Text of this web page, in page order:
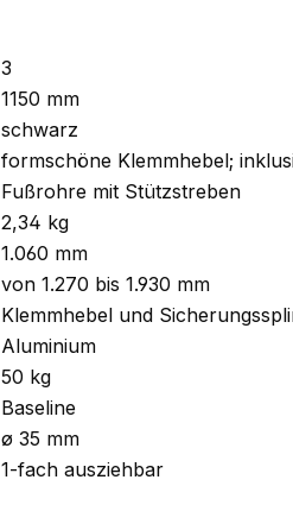
3
1150 mm
schwarz
formschöne Klemmhebel;
Fußrohre mit Stützstreben
2,34 kg
1.060 mm
von 1.270 bis 1.930 mm
Klemmhebel und
Aluminium
50 kg
Baseline
ø 35 mm
1-fach ausziehbar